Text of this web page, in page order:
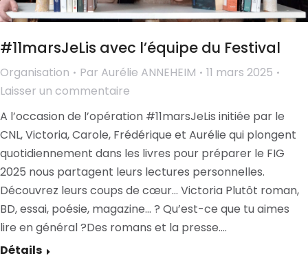
#11marsJeLis avec l’équipe du Festival
Organisation Par Aurélie ANNEHEIM
11 mars 2025
Laisser un commentaire
A l’occasion de l’opération #11marsJeLis initiée par le
CNL, Victoria, Carole, Frédérique et Aurélie qui plongent
quotidiennement dans les livres pour préparer le FIG
2025 nous partagent leurs lectures personnelles.
Découvrez leurs coups de cœur… Victoria Plutôt roman,
BD, essai, poésie, magazine… ? Qu’est-ce que tu aimes
lire en général ?Des romans et la presse.…
Détails